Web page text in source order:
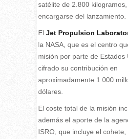
satélite de 2.800
encargarse del lanzamiento.
El Jet Propulsion
la NASA, que es el centro
misión por parte de Estados
cifrado su contribución en
aproximadamente 1.000
dólares.
El coste total de la misión
además el aporte de la
ISRO, que incluye el